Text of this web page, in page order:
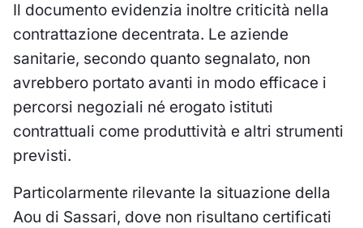
Il documento evidenzia inoltre criticità nella
contrattazione decentrata. Le aziende
sanitarie, secondo quanto segnalato, non
avrebbero portato avanti in modo efficace i
percorsi negoziali né erogato istituti
contrattuali come produttività e altri strumenti
previsti.
Particolarmente rilevante la situazione della
Aou di Sassari, dove non risultano certificati